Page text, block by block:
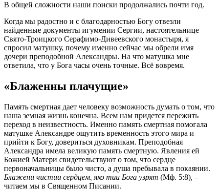
В общей сложности наши поиски продолжались почти год.
Когда мы радостно и с благодарностью Богу отвезли
найденные документы игумении Сергии, настоятельнице
Свято-Троицкого Серафимо-Дивеевского монастыря, я
спросил матушку, почему именно сейчас мы обрели имя
дочери преподобной Александры. На что матушка мне
ответила, что у Бога часы очень точные. Всё вовремя.
«Блаженны плачущие»
Память смертная дает человеку возможность думать о том, что
наша земная жизнь конечна. Всем нам придется пережить
переход в неизвестность. Именно память смертная помогала
матушке Александре ощутить временность этого мира и
прийти к Богу, довериться духовникам. Преподобная
Александра имела великую память смертную. Явления ей
Божией Матери свидетельствуют о том, что сердце
первоначальницы было чисто, а душа пребывала в покаянии.
Блажени чистии сердцем, яко тии Бога узрят (Мф. 5:8), –
читаем мы в Священном Писании.